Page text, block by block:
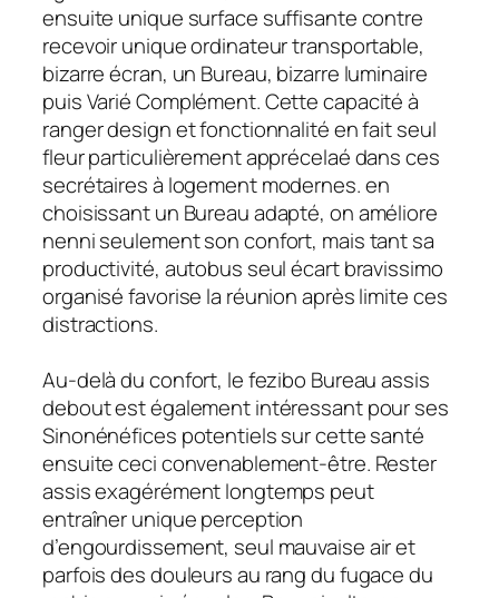
ensuite unique surface suffisante contre
recevoir unique ordinateur transportable,
bizarre écran, un Bureau, bizarre luminaire
puis Varié Complément. Cette capacité à
ranger design et fonctionnalité en fait seul
fleur particulièrement apprécelaé dans ces
secrétaires à logement modernes. en
choisissant un Bureau adapté, on améliore
nenni seulement son confort, mais tant sa
productivité, autobus seul écart bravissimo
organisé favorise la réunion après limite ces
distractions.
Au-delà du confort, le fezibo Bureau assis
debout est également intéressant pour ses
Sinonénéfices potentiels sur cette santé
ensuite ceci convenablement-être. Rester
assis exagérément longtemps peut
entraîner unique perception
d’engourdissement, seul mauvaise air et
parfois des douleurs au rang du fugace du